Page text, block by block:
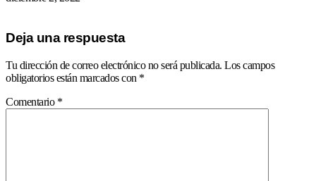
Deja una respuesta
Tu dirección de correo electrónico no será publicada. Los campos
obligatorios están marcados con *
Comentario *